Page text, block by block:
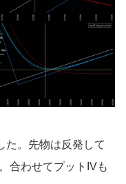
た。先物は反発して
合わせてプットIVも